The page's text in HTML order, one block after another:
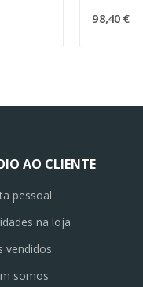
98,40 €
AO CLIENTE
pessoal
na loja
vendidos
somos